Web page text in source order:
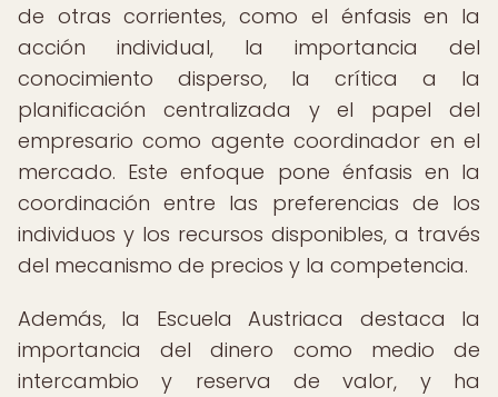
de otras corrientes, como el énfasis en la
acción individual, la importancia del
conocimiento disperso, la crítica a la
planificación centralizada y el papel del
empresario como agente coordinador en el
mercado. Este enfoque pone énfasis en la
coordinación entre las preferencias de los
individuos y los recursos disponibles, a través
del mecanismo de precios y la competencia.
Además, la Escuela Austriaca destaca la
importancia del dinero como medio de
intercambio y reserva de valor, y ha